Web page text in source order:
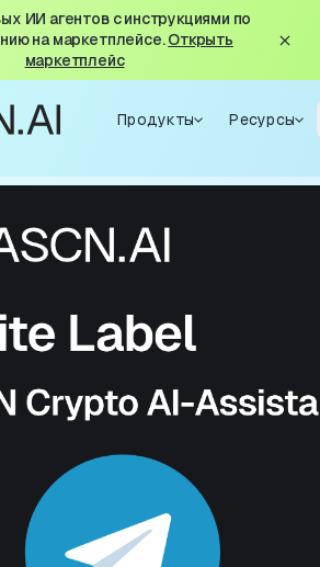
ИИ агентов с инструкциями по
на маркетплейсе.Открыть
маркетплейс
Продукты Ресурсы
AI